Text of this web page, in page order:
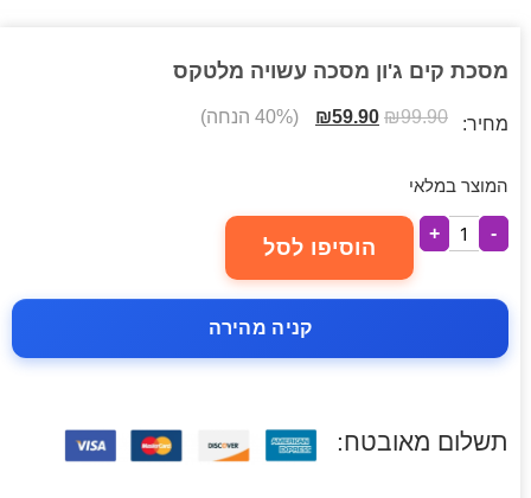
מסכת קים ג'ון מסכה עשויה מלטקס
מחיר: ₪99.90
₪59.90 (40% הנחה)
המוצר במלאי
-
+
הוסיפו לסל
קניה מהירה
תשלום מאובטח: